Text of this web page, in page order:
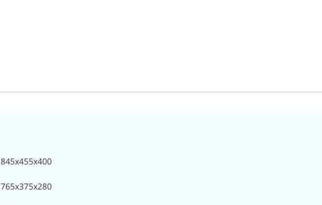
845х455х400
765х375х280